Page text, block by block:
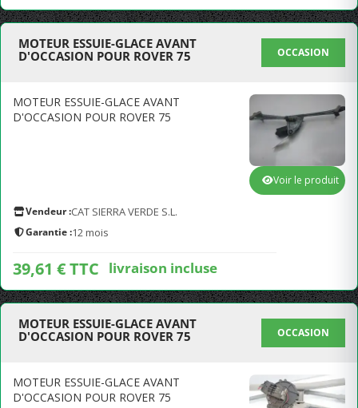
MOTEUR ESSUIE-GLACE AVANT
D'OCCASION POUR ROVER 75
OCCASION
MOTEUR ESSUIE-GLACE AVANT
D'OCCASION POUR ROVER 75
Vendeur :CAT SIERRA VERDE S.L.
Garantie :12 mois
39,61 € TTC livraison incluse
Voir le produit
MOTEUR ESSUIE-GLACE AVANT
D'OCCASION POUR ROVER 75
OCCASION
MOTEUR ESSUIE-GLACE AVANT
D'OCCASION POUR ROVER 75